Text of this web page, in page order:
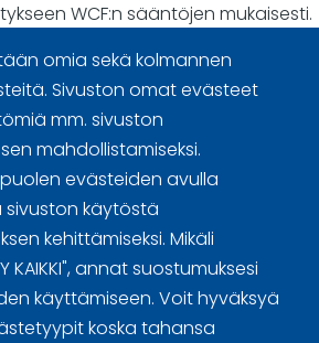
WCF:n sääntöjen mukaisesti.
omia sekä kolmannen
Sivuston omat evästeet
mm. sivuston
mahdollistamiseksi.
evästeiden avulla
käytöstä
kehittämiseksi. Mikäli
KAIKKI", annat suostumuksesi
käyttämiseen. Voit hyväksyä
koska tahansa